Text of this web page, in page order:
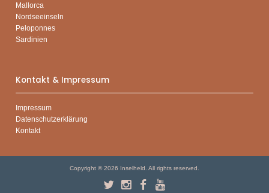
Mallorca
Nordseeinseln
Peloponnes
Sardinien
Kontakt & Impressum
Impressum
Datenschutzerklärung
Kontakt
Copyright © 2026 Inselheld. All rights reserved.
TwitterInstagram
Facebook
YouTube